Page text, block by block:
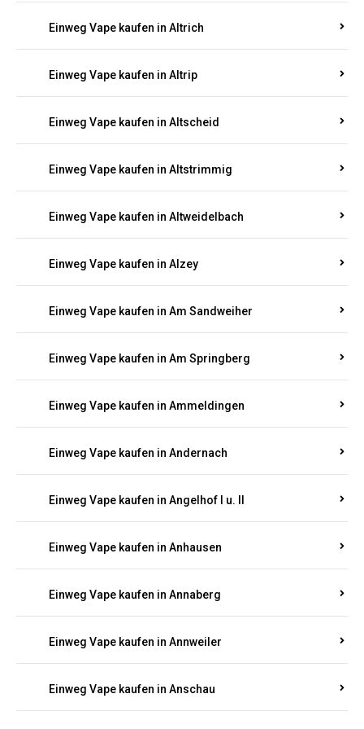
Einweg Vape kaufen in Altrich
Einweg Vape kaufen in Altrip
Einweg Vape kaufen in Altscheid
Einweg Vape kaufen in Altstrimmig
Einweg Vape kaufen in Altweidelbach
Einweg Vape kaufen in Alzey
Einweg Vape kaufen in Am Sandweiher
Einweg Vape kaufen in Am Springberg
Einweg Vape kaufen in Ammeldingen
Einweg Vape kaufen in Andernach
Einweg Vape kaufen in Angelhof I u. II
Einweg Vape kaufen in Anhausen
Einweg Vape kaufen in Annaberg
Einweg Vape kaufen in Annweiler
Einweg Vape kaufen in Anschau